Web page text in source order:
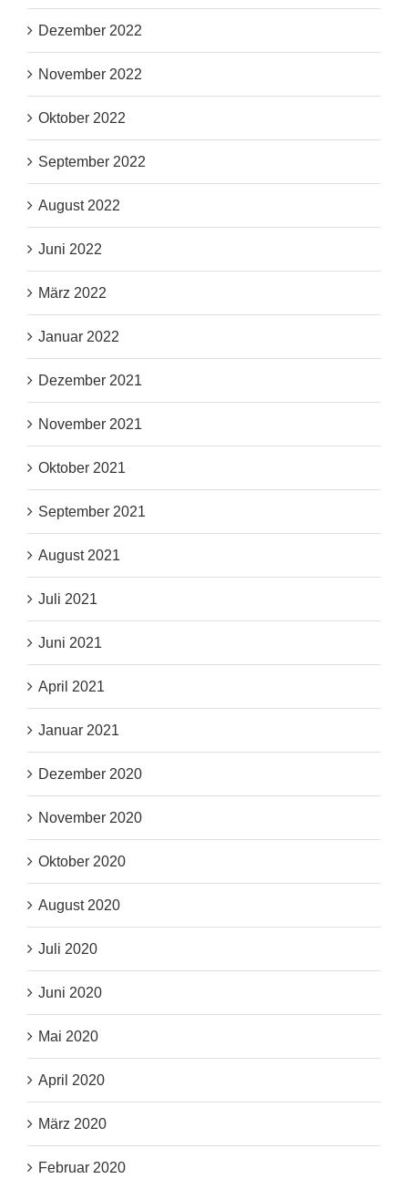
Dezember 2022
November 2022
Oktober 2022
September 2022
August 2022
Juni 2022
März 2022
Januar 2022
Dezember 2021
November 2021
Oktober 2021
September 2021
August 2021
Juli 2021
Juni 2021
April 2021
Januar 2021
Dezember 2020
November 2020
Oktober 2020
August 2020
Juli 2020
Juni 2020
Mai 2020
April 2020
März 2020
Februar 2020